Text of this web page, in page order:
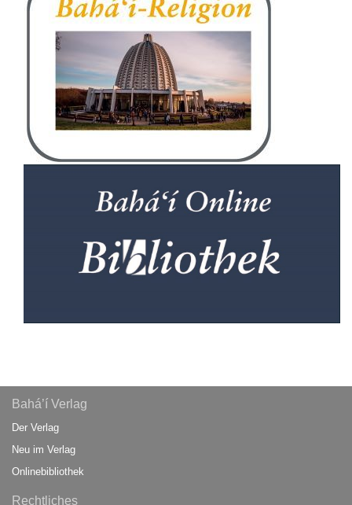
Bahá’í Verlag
Der Verlag
Neu im Verlag
Onlinebibliothek
Rechtliches